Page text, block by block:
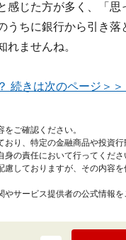
感じた方が多く、「
うちに銀行から引き
れませんね。
続きは次のページ＞＞
ご確認ください。
り、特定の金融商品や投資行
の責任において行ってくださ
しておりますが、その内容
サービス提供者の公式情報を